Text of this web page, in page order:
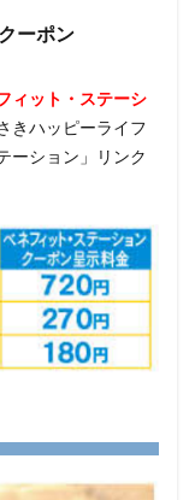
ーポン
ィット・ステーシ
きハッピーライフ
ーション」リンク